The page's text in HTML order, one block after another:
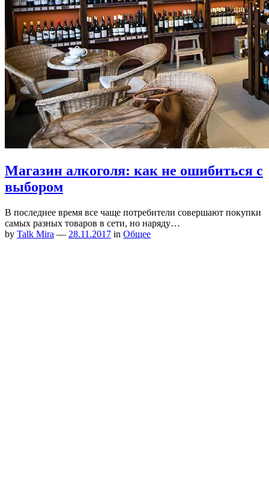
Магазин алкоголя: как не ошибиться с
выбором
В последнее время все чаще потребители совершают покупки
самых разных товаров в сети, но наряду…
by Talk Mira — 28.11.2017 in Общее